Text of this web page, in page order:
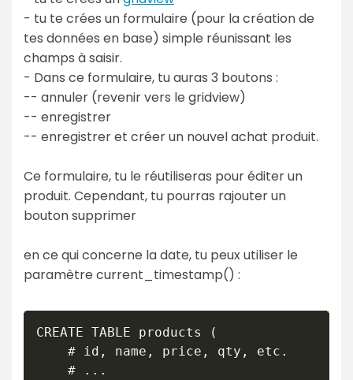
- tu te crées un formulaire (pour la création de
tes données en base) simple réunissant les
champs à saisir.
- Dans ce formulaire, tu auras 3 boutons :
-- annuler (revenir vers le gridview)
-- enregistrer
-- enregistrer et créer un nouvel achat produit.
Ce formulaire, tu le réutiliseras pour éditer un
produit. Cependant, tu pourras rajouter un
bouton supprimer
en ce qui concerne la date, tu peux utiliser le
paramètre current_timestamp() :
CREATE TABLE products (
    # id, name, price, qty, etc.
    # ...